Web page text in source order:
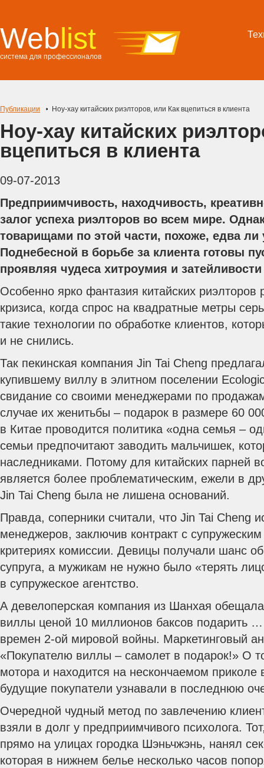
Weblist
система для профессионалов
Публикации Ноу-хау китайских риэлторов, или Как вцепиться в клиента
Ноу-хау китайских
вцепиться в клиента
09-07-2013
Предприимчивость, находчивость,
залог успеха риэлторов во всем мире.
товарищами по этой части, похоже, едва ли
Поднебесной в борьбе за клиента готовы
проявляя чудеса хитроумия и затейливости
Особенно ярко фантазия китайских риэлторов
кризиса, когда спрос на квадратные метры
такие технологии по обработке клиентов,
и не снились.
Так пекинская компания Jin Tai Cheng
купившему виллу в элитном поселении
свидание со своими менеджерами по
случае их женитьбы – подарок в размере 60
в Китае проводится политика «одна семья –
семьи предпочитают заводить мальчишек,
наследниками. Потому для китайских парней
является более проблематическим, ежели в
Jin Tai Cheng была не лишена оснований.
Правда, соперники считали, что Jin Tai Cheng
менеджеров, заключив контракт с
критериях комиссии. Девицы получали шанс
супруга, а мужикам не нужно было «терять
в супружеское агентство.
А девелоперская компания из Шанхая
виллы ценой 10 миллионов баксов подарить …
времен 2-ой мировой войны. Маркетинговый
«Покупателю виллы – самолет в подарок!» О
мотора и находится на нескончаемом
будущие покупатели узнавали в последнюю
Очередной чудный метод по завлечению
взяли в долг у предприимчивого психолога.
прямо на улицах городка Шэньчжэнь, нанял
которая в нижнем белье несколько часов